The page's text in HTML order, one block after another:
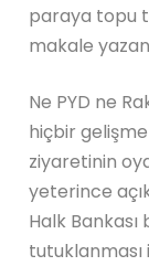
paraya topu
makale
Ne PYD ne
hiçbir gelişme
ziyaretinin
yeterince
Halk Bankası
tutuklanması